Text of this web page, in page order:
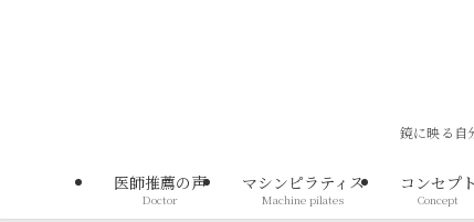
鏡に映る自
医師推薦の声
Doctor
マシンピラティス
Machine pilates
コンセプ
Concept